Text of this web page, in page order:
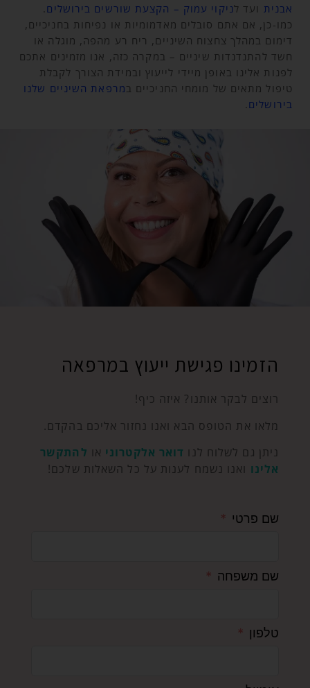
אבנית ועד לניקוי עמוק – הקצעת שורשים בירושלים
כמו-כן, אם אתם סובלים מאדמומיות או נפיחות בחניכיים,
דימום במהלך צחצוח השיניים, ריח רע מהפה, מוגלה או
חשד להתנדנדות שיניים – במקרה כזה, אנו מזמינים אתכם
לפנות אלינו באופן מיידי לייעוץ ובמידת הצורך לקבלת
טיפול מתאים של מומחי החניכיים במרפאת השיניים שלנו
בירושלים
הזמינו פגישת ייעוץ במרפאה
רוצים לבקר אותנו? איזה כיף!
מלאו את הטופס הבא ואנו נחזור אליכם בהקדם.
ניתן גם לשלוח לנו
דואר אלקטרוני או להתקשר
אלינו ואנו נשמח לענות על כל השאלות שלכם!
שם פרטי
שם משפחה
טלפון